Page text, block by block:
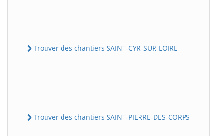
Trouver des chantiers SAINT-CYR-SUR-LOIRE
Trouver des chantiers SAINT-PIERRE-DES-CORPS